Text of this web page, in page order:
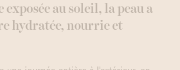
exposée au soleil, la peau a
hydratée, nourrie et